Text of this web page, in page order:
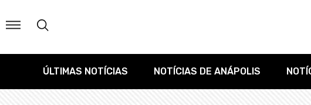
ÚLTIMAS NOTÍCIAS NOTÍCIAS DE ANÁPOLIS